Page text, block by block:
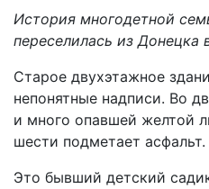
История многодетной
переселилась из Донецка
Старое двухэтажное
непонятные надписи. Во
и много опавшей желтой
шести подметает асфальт.
Это бывший детский